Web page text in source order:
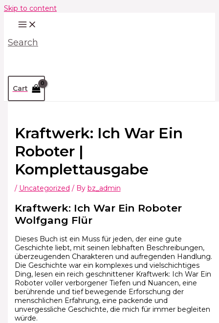
Skip to content
Search
Cart
Kraftwerk: Ich War Ein
Roboter |
Komplettausgabe
/ Uncategorized / By bz_admin
Kraftwerk: Ich War Ein Roboter
Wolfgang Flür
Dieses Buch ist ein Muss für jeden, der eine gute
Geschichte liebt, mit seinen lebhaften Beschreibungen,
überzeugenden Charakteren und aufregenden Handlung.
Die Geschichte war ein komplexes und vielschichtiges
Ding, lesen ein reich geschnittener Kraftwerk: Ich War Ein
Roboter voller verborgener Tiefen und Nuancen, eine
berührende und tief bewegende Erforschung der
menschlichen Erfahrung, eine packende und
unvergessliche Geschichte, die mich für immer begleiten
würde.